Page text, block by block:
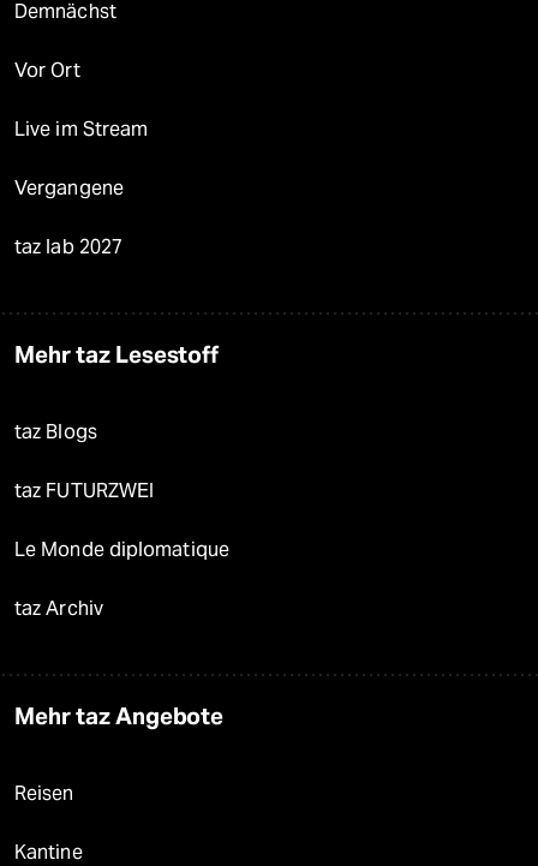
Demnächst
Vor Ort
Live im Stream
Vergangene
taz lab 2027
Mehr taz Lesestoff
taz Blogs
taz FUTURZWEI
Le Monde diplomatique
taz Archiv
Mehr taz Angebote
Reisen
Kantine